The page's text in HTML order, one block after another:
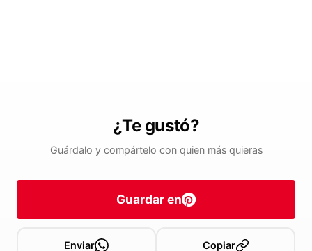
¿Te gustó?
Guárdalo y compártelo con quien más quieras
Guardar en
Enviar Copiar